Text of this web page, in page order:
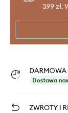
399 zł.
Dostawa
ZWROTY I